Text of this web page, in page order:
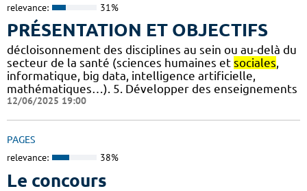
relevance: 31%
PRÉSENTATION ET OBJECTIFS
décloisonnement des disciplines au sein ou au-delà du
secteur de la santé (sciences humaines et sociales,
informatique, big data, intelligence artificielle,
mathématiques…). 5. Développer des enseignements
12/06/2025 19:00
PAGES
relevance: 38%
Le concours